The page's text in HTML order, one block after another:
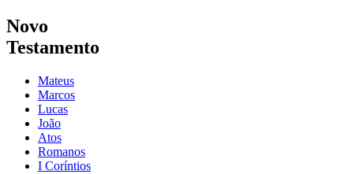
Novo
Testamento
Mateus
Marcos
Lucas
João
Atos
Romanos
I Coríntios